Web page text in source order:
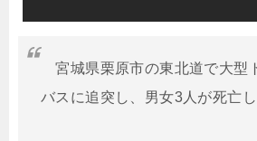
宮城県栗原市の東北道で大型
バスに追突し、男女3人が死亡し